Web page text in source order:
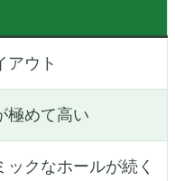
アウト
極めて高い
クなホールが続く